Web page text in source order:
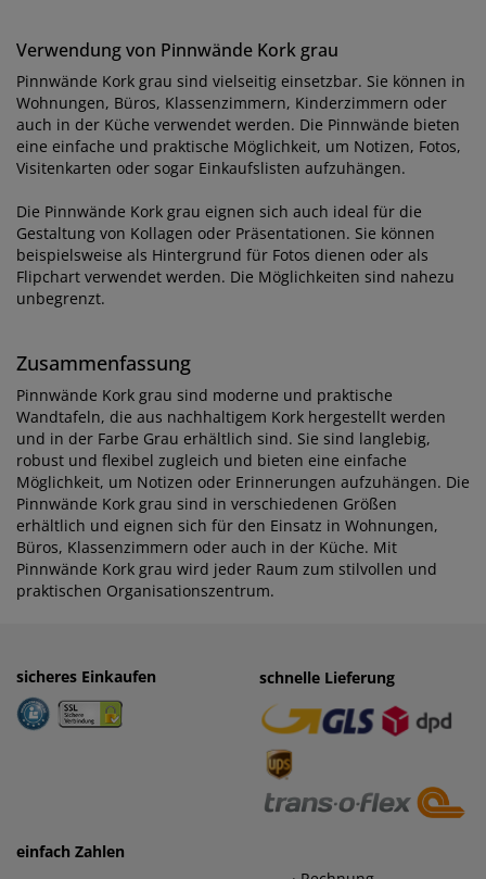
Verwendung von Pinnwände Kork grau
Pinnwände Kork grau sind vielseitig einsetzbar. Sie können in
Wohnungen, Büros, Klassenzimmern, Kinderzimmern oder
auch in der Küche verwendet werden. Die Pinnwände bieten
eine einfache und praktische Möglichkeit, um Notizen, Fotos,
Visitenkarten oder sogar Einkaufslisten aufzuhängen.
Die Pinnwände Kork grau eignen sich auch ideal für die
Gestaltung von Kollagen oder Präsentationen. Sie können
beispielsweise als Hintergrund für Fotos dienen oder als
Flipchart verwendet werden. Die Möglichkeiten sind nahezu
unbegrenzt.
Zusammenfassung
Pinnwände Kork grau sind moderne und praktische
Wandtafeln, die aus nachhaltigem Kork hergestellt werden
und in der Farbe Grau erhältlich sind. Sie sind langlebig,
robust und flexibel zugleich und bieten eine einfache
Möglichkeit, um Notizen oder Erinnerungen aufzuhängen. Die
Pinnwände Kork grau sind in verschiedenen Größen
erhältlich und eignen sich für den Einsatz in Wohnungen,
Büros, Klassenzimmern oder auch in der Küche. Mit
Pinnwände Kork grau wird jeder Raum zum stilvollen und
praktischen Organisationszentrum.
sicheres Einkaufen einfaches Zahlen
· Rechnung
· Vorkasse
schnelle Lieferung
einfach Zahlen